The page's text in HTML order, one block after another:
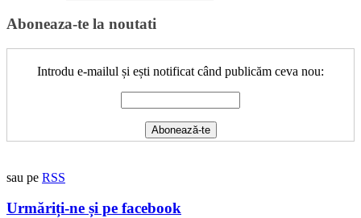
Aboneaza-te la noutati
Introdu e-mailul și ești notificat când publicăm ceva nou:
sau pe RSS
Urmăriți-ne și pe facebook